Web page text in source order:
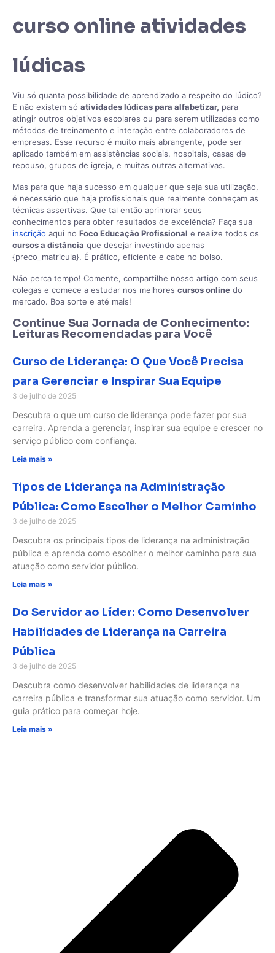
curso online atividades
lúdicas
Viu só quanta possibilidade de aprendizado a respeito do lúdico?
E não existem só atividades lúdicas para alfabetizar, para
atingir outros objetivos escolares ou para serem utilizadas como
métodos de treinamento e interação entre colaboradores de
empresas. Esse recurso é muito mais abrangente, pode ser
aplicado também em assistências sociais, hospitais, casas de
repouso, grupos de igreja, e muitas outras alternativas.
Mas para que haja sucesso em qualquer que seja sua utilização,
é necessário que haja profissionais que realmente conheçam as
técnicas assertivas. Que tal então aprimorar seus
conhecimentos para obter resultados de excelência? Faça sua
inscrição aqui no Foco Educação Profissional e realize todos os
cursos a distância que desejar investindo apenas
{preco_matricula}. É prático, eficiente e cabe no bolso.
Não perca tempo! Comente, compartilhe nosso artigo com seus
colegas e comece a estudar nos melhores cursos online do
mercado. Boa sorte e até mais!
Continue Sua Jornada de Conhecimento:
Leituras Recomendadas para Você
Curso de Liderança: O Que Você Precisa
para Gerenciar e Inspirar Sua Equipe
3 de julho de 2025
Descubra o que um curso de liderança pode fazer por sua
carreira. Aprenda a gerenciar, inspirar sua equipe e crescer no
serviço público com confiança.
Leia mais »
Tipos de Liderança na Administração
Pública: Como Escolher o Melhor Caminho
3 de julho de 2025
Descubra os principais tipos de liderança na administração
pública e aprenda como escolher o melhor caminho para sua
atuação como servidor público.
Leia mais »
Do Servidor ao Líder: Como Desenvolver
Habilidades de Liderança na Carreira
Pública
3 de julho de 2025
Descubra como desenvolver habilidades de liderança na
carreira pública e transformar sua atuação como servidor. Um
guia prático para começar hoje.
Leia mais »